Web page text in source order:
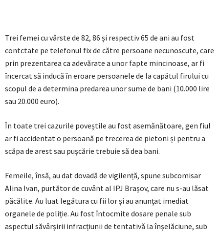
Trei femei cu vârste de 82, 86 și respectiv 65 de ani au fost
contctate pe telefonul fix de către persoane necunoscute, care
prin prezentarea ca adevărate a unor fapte mincinoase, ar fi
încercat să inducă în eroare persoanele de la capătul firului cu
scopul de a determina predarea unor sume de bani (10.000 lire
sau 20.000 euro).
În toate trei cazurile poveștile au fost asemănătoare, gen fiul
ar fi accidentat o persoană pe trecerea de pietoni și pentru a
scăpa de arest sau pușcărie trebuie să dea bani.
Femeile, însă, au dat dovadă de vigilență, spune subcomisar
Alina Ivan, purtător de cuvânt al IPJ Brașov, care nu s-au lăsat
păcălite. Au luat legătura cu fii lor și au anunțat imediat
organele de poliție. Au fost întocmite dosare penale sub
aspectul săvârșirii infracțiunii de tentativă la înșelăciune, sub